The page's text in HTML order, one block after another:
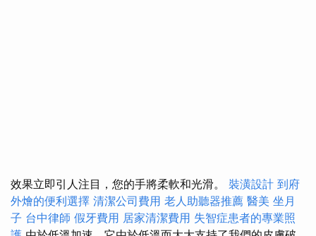
效果立即引人注目，您的手將柔軟和光滑。 裝潢設計 到府
外燴的便利選擇 清潔公司費用 老人助聽器推薦 醫美 坐月
子 台中律師 假牙費用 居家清潔費用 失智症患者的專業照